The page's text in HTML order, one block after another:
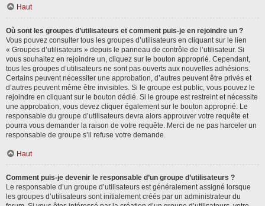
Haut
Où sont les groupes d’utilisateurs et comment puis-je en rejoindre un ?
Vous pouvez consulter tous les groupes d’utilisateurs en cliquant sur le lien
« Groupes d’utilisateurs » depuis le panneau de contrôle de l’utilisateur. Si
vous souhaitez en rejoindre un, cliquez sur le bouton approprié. Cependant,
tous les groupes d’utilisateurs ne sont pas ouverts aux nouvelles adhésions.
Certains peuvent nécessiter une approbation, d’autres peuvent être privés et
d’autres peuvent même être invisibles. Si le groupe est public, vous pouvez le
rejoindre en cliquant sur le bouton dédié. Si le groupe est restreint et nécessite
une approbation, vous devez cliquer également sur le bouton approprié. Le
responsable du groupe d’utilisateurs devra alors approuver votre requête et
pourra vous demander la raison de votre requête. Merci de ne pas harceler un
responsable de groupe s’il refuse votre demande.
Haut
Comment puis-je devenir le responsable d’un groupe d’utilisateurs ?
Le responsable d’un groupe d’utilisateurs est généralement assigné lorsque
les groupes d’utilisateurs sont initialement créés par un administrateur du